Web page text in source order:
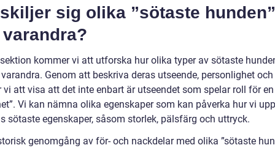
sig olika ”sötaste hunden”
kommer vi att utforska hur olika typer av sötaste
Genom att beskriva deras utseende, personlighet
vi att visa att det inte enbart är utseendet som spelar roll för
Vi kan nämna olika egenskaper som kan påverka hur vi
sötaste egenskaper, såsom storlek, pälsfärg och uttryck.
genomgång av för- och nackdelar med olika ”sötaste